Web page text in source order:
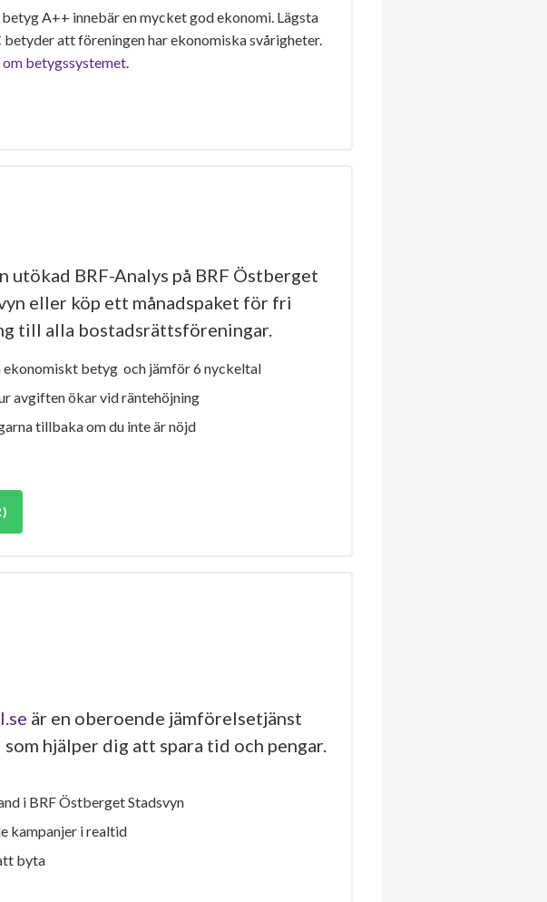
A++ innebär en mycket god ekonomi. Lägsta
betyder att föreningen har ekonomiska svårigheter.
om betygssystemet.
utökad BRF-Analys på BRF Östberget
eller köp ett månadspaket för fri
till alla bostadsrättsföreningar.
ekonomiskt betyg och jämför 6 nyckeltal
avgiften ökar vid räntehöjning
tillbaka om du inte är nöjd
är en oberoende jämförelsetjänst
hjälper dig att spara tid och pengar.
i BRF Östberget Stadsvyn
kampanjer i realtid
byta